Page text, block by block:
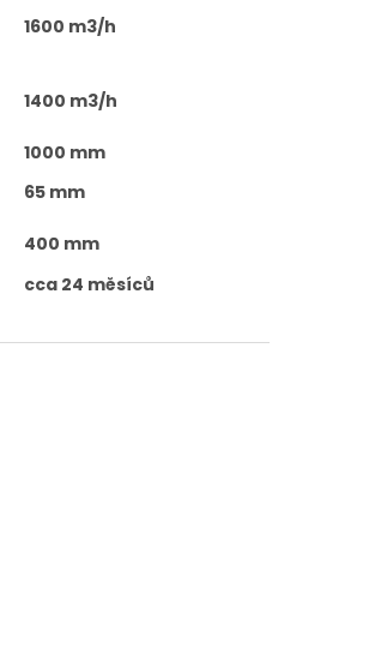
1600 m3/h
1400 m3/h
1000 mm
65 mm
400 mm
cca 24 měsíců